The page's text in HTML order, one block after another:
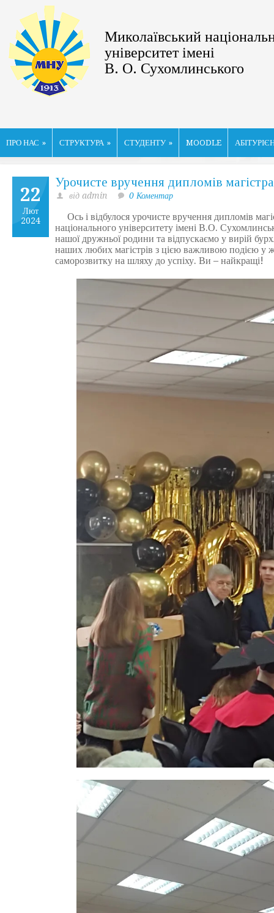
Миколаївський
університет імені
В. О. Сухомлинського
ПРО НАС » СТРУКТУРА » СТУДЕНТУ » MOODLE
22
Лют
2024
Урочисте вручення дипломів
від admin 0 Коментар
Ось і відбулося урочисте вручення дипломів
національного університету імені В.О.
нашої дружньої родини та відпускаємо у вирій
наших любих магістрів з цією важливою подією у
саморозвитку на шляху до успіху. Ви – найкращі!